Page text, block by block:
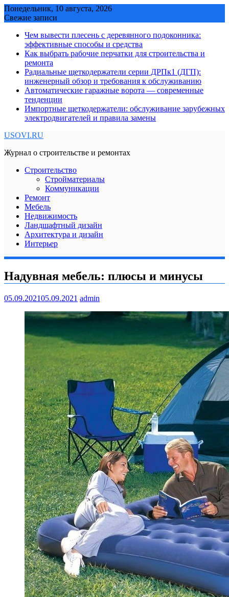
Skip
to
Понедельник, 10 августа, 2026
Свежие записи
Чем вывести плесень с деревянного подоконника:
эффективные способы и средства
Как выбрать рабочие перчатки для строительства и
ремонта
Радиальные щеткодержатели серии ДРПк1 (ДГП):
инженерный обзор и требования к обслуживанию
Автоматические гаражные ворота — современные
тенденции
Импортные щеткодержатели: обслуживание зарубежных
электродвигателей и правила замены
USOVI.RU
Журнал о строительстве и ремонтах
Строительство
Стройматериалы
Коммуникации
Ремонт
Мебель
Недвижимость
Ландшафтный дизайн
Архитектура и дизайн
Интерьер
Надувная мебель: плюсы и минусы
05.09.202105.09.2021 admin